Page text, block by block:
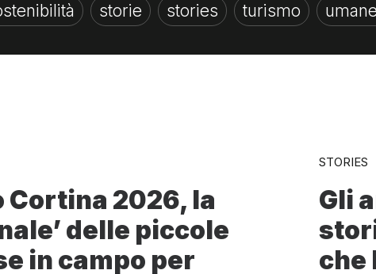
storie stories turismo
Cortina 2026, la
delle piccole
in campo per
STORIES
Gli
che